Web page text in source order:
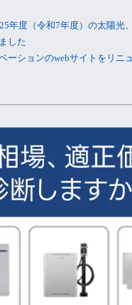
年度（令和7年度）の太陽光
した
ーションのwebサイトをリニ